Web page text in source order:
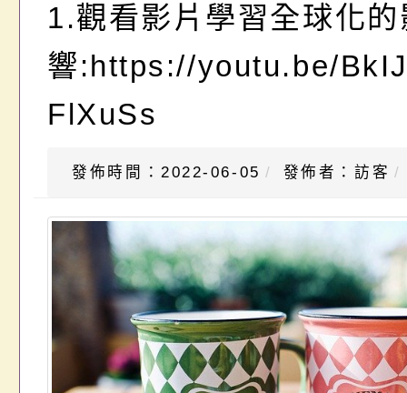
1.觀看影片學習全球化的
響:https://youtu.be/
FlXuSs
發佈時間：2022-06-05 發佈者：訪客